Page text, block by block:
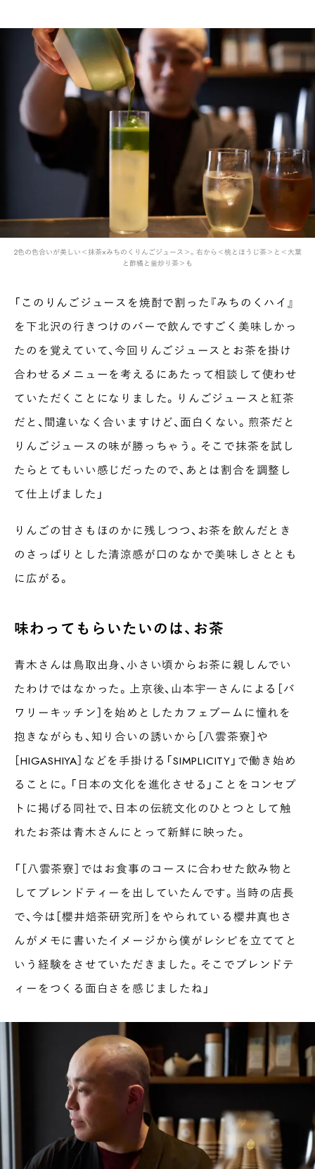
INTERVIEW
Ocha SURU? Lab.
COLUMN
COLOURS BY CHAGOCORO
2色の色合いが美しい＜抹茶×みちのくりんごジュース＞。右から＜桃とほうじ茶＞と＜大葉
と酢橘と釜炒り茶＞も
「このりんごジュースを焼酎で割った『みちのくハイ』
を下北沢の行きつけのバーで飲んですごく美味しかっ
たのを覚えていて、今回りんごジュースとお茶を掛け
合わせるメニューを考えるにあたって相談して使わせ
ていただくことになりました。りんごジュースと紅茶
だと、間違いなく合いますけど、面白くない。煎茶だと
りんごジュースの味が勝っちゃう。そこで抹茶を試し
たらとてもいい感じだったので、あとは割合を調整し
て仕上げました」
りんごの甘さもほのかに残しつつ、お茶を飲んだとき
のさっぱりとした清涼感が口のなかで美味しさととも
に広がる。
味わってもらいたいのは、お茶
青木さんは鳥取出身、小さい頃からお茶に親しんでい
たわけではなかった。上京後、山本宇一さんによる［バ
ワリーキッチン］を始めとしたカフェブームに憧れを
抱きながらも、知り合いの誘いから［八雲茶寮］や
［HIGASHIYA］などを手掛ける「SIMPLICITY」で働き始め
ることに。「日本の文化を進化させる」ことをコンセプ
トに掲げる同社で、日本の伝統文化のひとつとして触
れたお茶は青木さんにとって新鮮に映った。
「［八雲茶寮］ではお食事のコースに合わせた飲み物と
してブレンドティーを出していたんです。当時の店長
で、今は［櫻井焙茶研究所］をやられている櫻井真也さ
んがメモに書いたイメージから僕がレシピを立ててと
いう経験をさせていただきました。そこでブレンドテ
ィーをつくる面白さを感じましたね」